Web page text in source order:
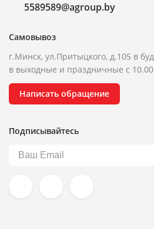
5589589@agroup.by
Самовывоз
г.Минск, ул.Притыцкого, д.105 в
в выходные и праздничные с
Написать обращение
Подписывайтесь